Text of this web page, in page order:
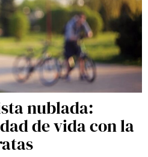
nublada:
de vida con la